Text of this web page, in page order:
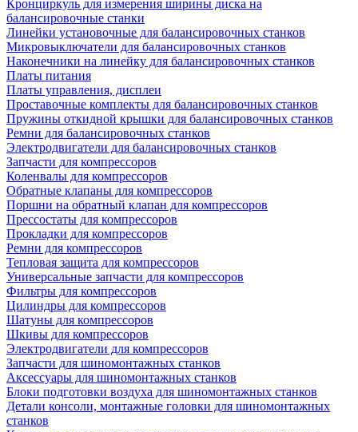
Кронциркуль для измерения ширины диска на
балансировочные станки
Линейки установочные для балансировочных станков
Микровыключатели для балансировочных станков
Наконечники на линейку для балансировочных станков
Платы питания
Платы управления, дисплеи
Проставочные комплекты для балансировочных станков
Пружины откидной крышки для балансировочных станков
Ремни для балансировочных станков
Электродвигатели для балансировочных станков
Запчасти для компрессоров
Коленвалы для компрессоров
Обратные клапаны для компрессоров
Поршни на обратный клапан для компрессоров
Прессостаты для компрессоров
Прокладки для компрессоров
Ремни для компрессоров
Тепловая защита для компрессоров
Универсальные запчасти для компрессоров
Фильтры для компрессоров
Цилиндры для компрессоров
Шатуны для компрессоров
Шкивы для компрессоров
Электродвигатели для компрессоров
Запчасти для шиномонтажных станков
Аксессуары для шиномонтажных станков
Блоки подготовки воздуха для шиномонтажных станков
Детали консоли, монтажные головки для шиномонтажных
станков